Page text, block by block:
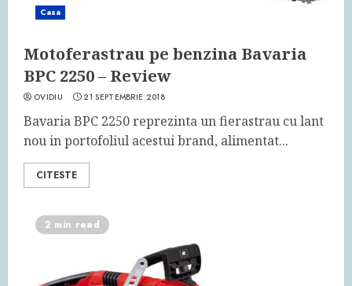
Casa
Motoferastrau pe benzina Bavaria
BPC 2250 – Review
OVIDIU 21 SEPTEMBRIE 2018
Bavaria BPC 2250 reprezinta un fierastrau cu lant
nou in portofoliul acestui brand, alimentat...
CITESTE
2 min read